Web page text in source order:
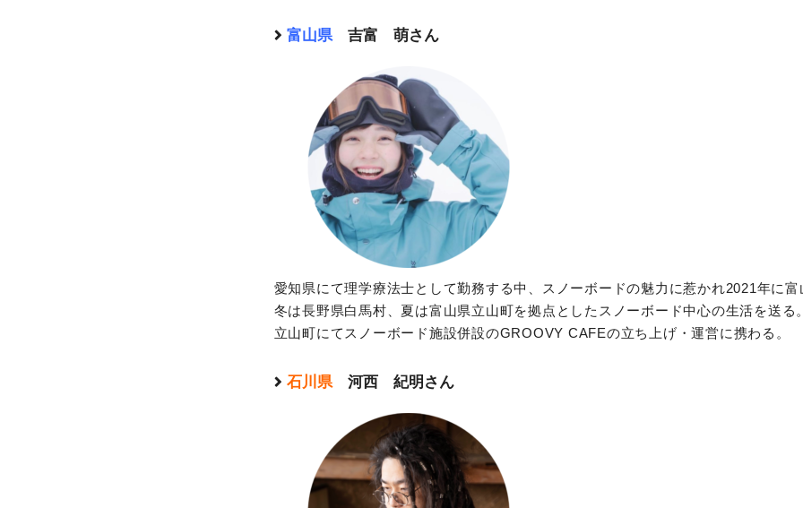
富山県 吉富 萌さん
愛知県にて理学療法士として勤務する中、スノーボードの魅力に惹かれ2021年に富
冬は長野県白馬村、夏は富山県立山町を拠点としたスノーボード中心の生活を送る。
立山町にてスノーボード施設併設のGROOVY CAFEの立ち上げ・運営に携わる。
石川県 河西 紀明 さん